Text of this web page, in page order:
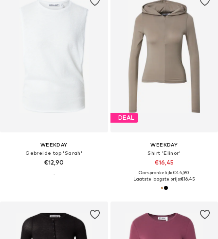
WEEKDAY
Gebreide top 'Sarah'
€12,90
DEAL
WEEKDAY
Shirt 'Elinor'
€16,45
Oorspronkelijk: €44,90
Laatste laagste prijs:€16,45